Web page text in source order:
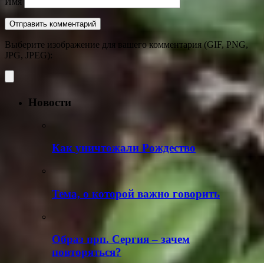
Выберите изображение для вашего комментария (GIF, PNG,
JPG, JPEG):
Новости
Как уничтожали Рождество
Тема, о которой важно говорить
Образ прп. Сергия – зачем
повторяться?